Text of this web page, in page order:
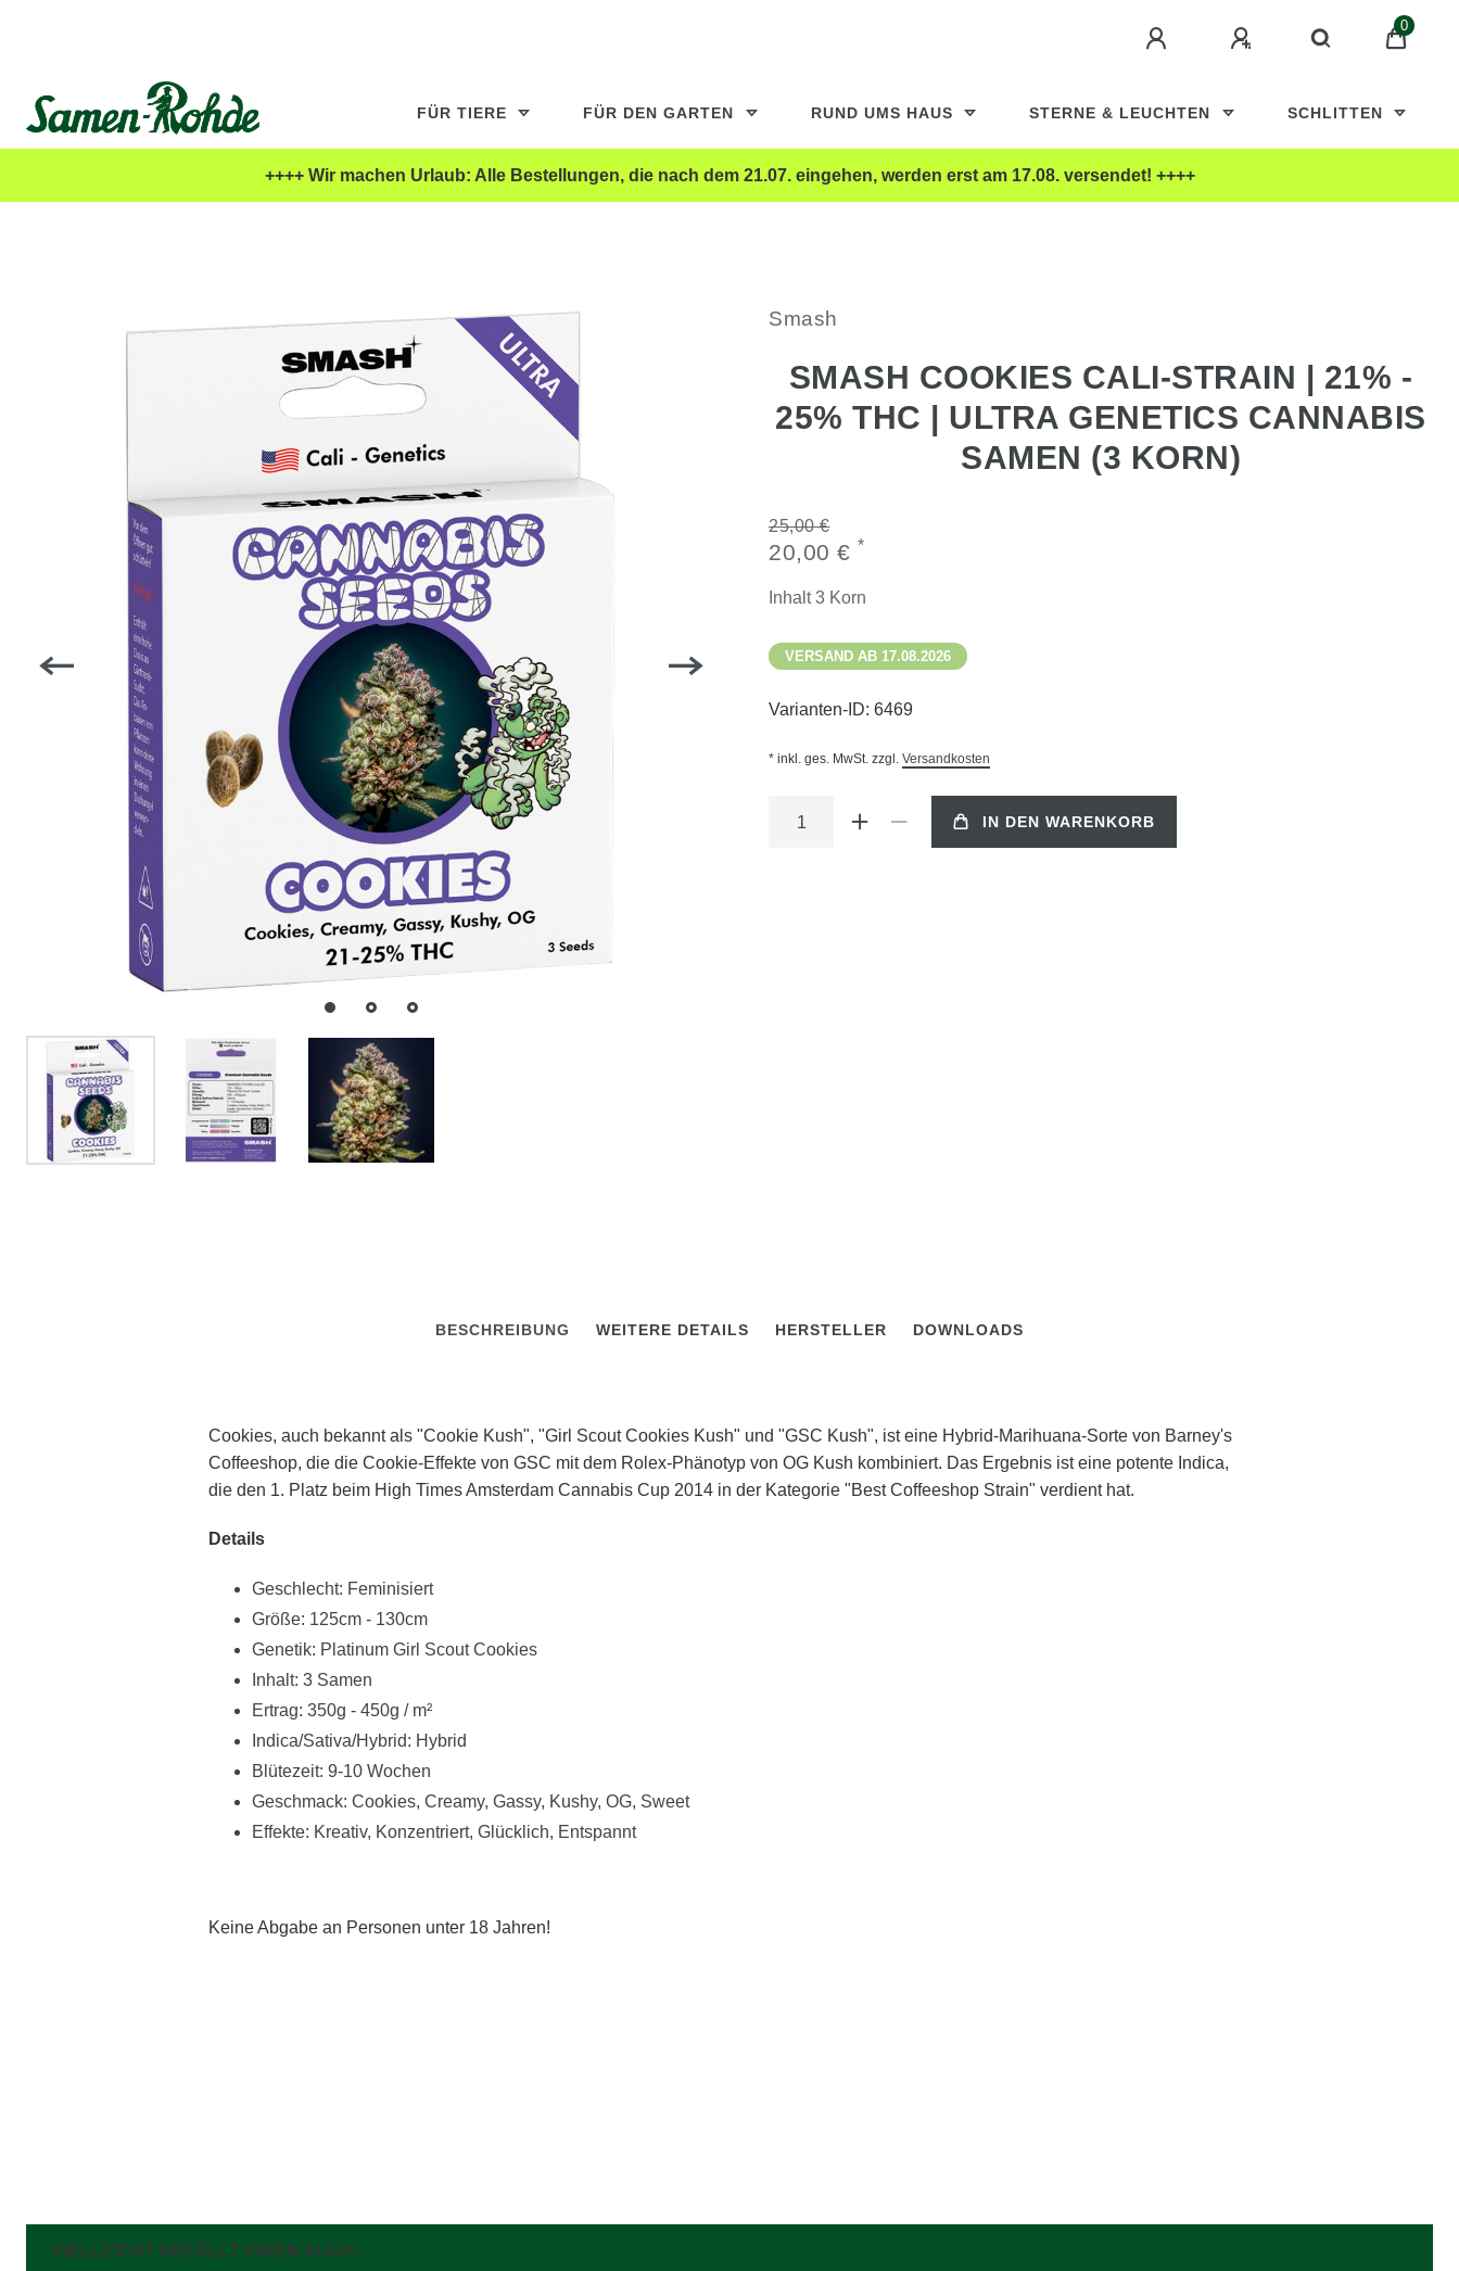
0
FÜR TIERE FÜR DEN GARTEN RUND UMS HAUS STERNE & LEUCHTEN SCHLITTEN
++++ Wir machen Urlaub: Alle Bestellungen, die nach dem 21.07. eingehen, werden erst am 17.08. versendet! ++++
Smash
SMASH COOKIES CALI-STRAIN | 21% -
25% THC | ULTRA GENETICS CANNABIS
SAMEN (3 KORN)
25,00 €
20,00 € *
Inhalt3 Korn
VERSAND AB 17.08.2026
Varianten-ID: 6469
* inkl. ges. MwSt. zzgl. Versandkosten
IN DEN WARENKORB
BESCHREIBUNG WEITERE DETAILS HERSTELLER DOWNLOADS
Cookies, auch bekannt als "Cookie Kush", "Girl Scout Cookies Kush" und "GSC Kush", ist eine Hybrid-Marihuana-Sorte von Barney's
Coffeeshop, die die Cookie-Effekte von GSC mit dem Rolex-Phänotyp von OG Kush kombiniert. Das Ergebnis ist eine potente Indica,
die den 1. Platz beim High Times Amsterdam Cannabis Cup 2014 in der Kategorie "Best Coffeeshop Strain" verdient hat.
Details
Geschlecht: Feminisiert
Größe: 125cm - 130cm
Genetik: Platinum Girl Scout Cookies
Inhalt: 3 Samen
Ertrag: 350g - 450g / m²
Indica/Sativa/Hybrid: Hybrid
Blütezeit: 9-10 Wochen
Geschmack: Cookies, Creamy, Gassy, Kushy, OG, Sweet
Effekte: Kreativ, Konzentriert, Glücklich, Entspannt
Keine Abgabe an Personen unter 18 Jahren!
VIELLEICHT GEFÄLLT IHNEN AUCH: